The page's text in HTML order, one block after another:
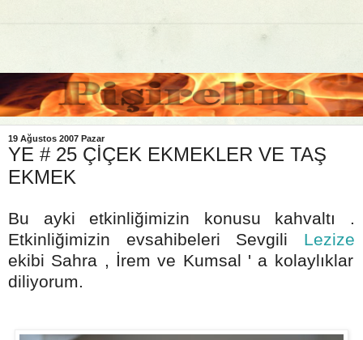
19 Ağustos 2007 Pazar
YE # 25 ÇİÇEK EKMEKLER VE TAŞ
EKMEK
Bu ayki etkinliğimizin konusu kahvaltı .
Etkinliğimizin evsahibeleri Sevgili Lezize
ekibi Sahra , İrem ve Kumsal ' a kolaylıklar
diliyorum.